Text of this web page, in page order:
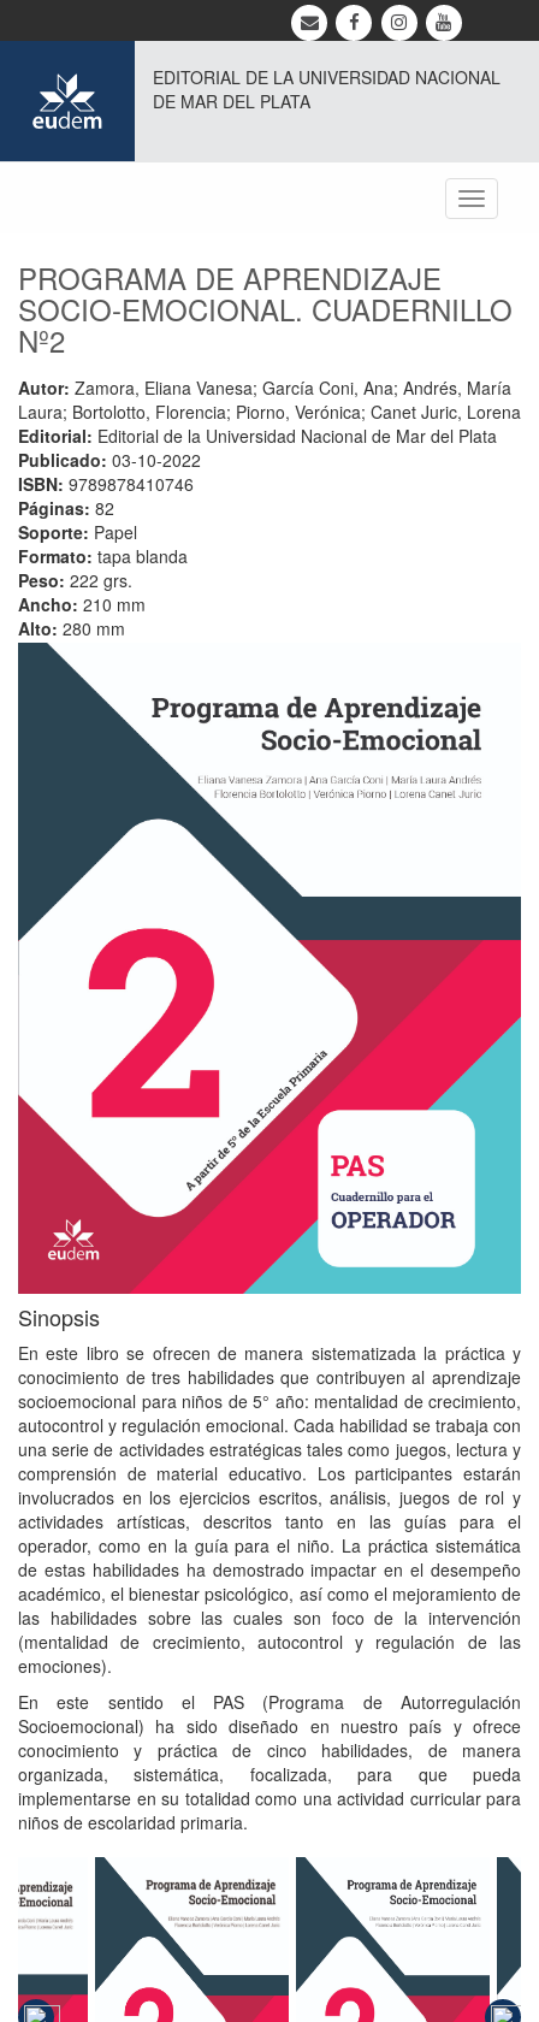
EDITORIAL DE LA UNIVERSIDAD NACIONAL
DE MAR DEL PLATA
Toggle
PROGRAMA DE APRENDIZAJE
SOCIO-EMOCIONAL. CUADERNILLO
Nº2
Autor: Zamora, Eliana Vanesa; García Coni, Ana; Andrés, María
Laura; Bortolotto, Florencia; Piorno, Verónica; Canet Juric, Lorena
Editorial: Editorial de la Universidad Nacional de Mar del Plata
Publicado: 03-10-2022
ISBN: 9789878410746
Páginas: 82
Soporte: Papel
Formato: tapa blanda
Peso: 222 grs.
Ancho: 210 mm
Alto: 280 mm
Sinopsis
En este libro se ofrecen de manera sistematizada la práctica y
conocimiento de tres habilidades que contribuyen al aprendizaje
socioemocional para niños de 5° año: mentalidad de crecimiento,
autocontrol y regulación emocional. Cada habilidad se trabaja con
una serie de actividades estratégicas tales como juegos, lectura y
comprensión de material educativo. Los participantes estarán
involucrados en los ejercicios escritos, análisis, juegos de rol y
actividades artísticas, descritos tanto en las guías para el
operador, como en la guía para el niño. La práctica sistemática
de estas habilidades ha demostrado impactar en el desempeño
académico, el bienestar psicológico, así como el mejoramiento de
las habilidades sobre las cuales son foco de la intervención
(mentalidad de crecimiento, autocontrol y regulación de las
emociones).
En este sentido el PAS (Programa de Autorregulación
Socioemocional) ha sido diseñado en nuestro país y ofrece
conocimiento y práctica de cinco habilidades, de manera
organizada, sistemática, focalizada, para que pueda
implementarse en su totalidad como una actividad curricular para
niños de escolaridad primaria.
de
Programa de
Aprendizaje
Socio-
Emocional.
Programa de
Aprendizaje
Socio-
Emocional.